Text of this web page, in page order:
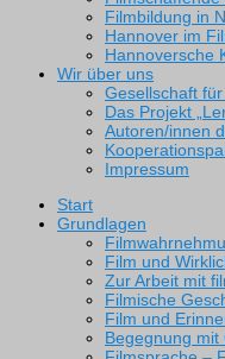
Filmbildung in
Hannover im
Hannoversche
Wir über uns
Gesellschaft
Das Projekt
Autoren/innen
Impressum
Start
Grundlagen
Film und
Zur Arbeit mit
Filmische
Film und
Begegnung mit